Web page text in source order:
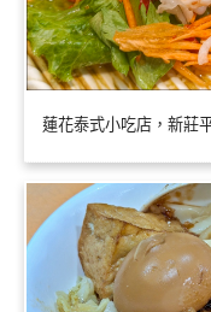
蓮花泰式小吃店，新莊